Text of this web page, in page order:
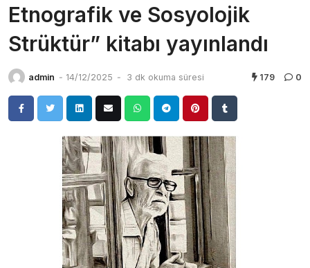
Etnografik ve Sosyolojik
Strüktür” kitabı yayınlandı
admin - 14/12/2025 - 3 dk okuma süresi 179 0